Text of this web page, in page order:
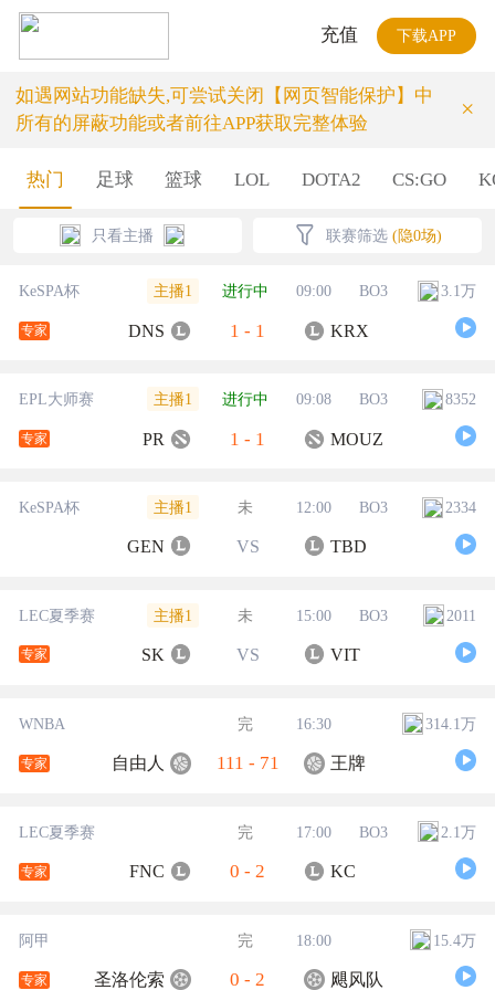
充值 下载APP
如遇网站功能缺失,可尝试关闭【网页智能保护】中
所有的屏蔽功能或者前往APP获取完整体验
×
热门 足球 篮球 LOL DOTA2 CS:GO
只看主播 联赛筛选 (隐0场)
KeSPA杯 主播1 进行中 09:00 BO3 3.1万
专家 DNS 1 - 1 KRX
EPL大师赛 主播1 进行中 09:08 BO3 8352
专家 PR 1 - 1 MOUZ
KeSPA杯 主播1 未 12:00 BO3 2334
GEN VS TBD
LEC夏季赛 主播1 未 15:00 BO3 2011
专家 SK VS VIT
WNBA 完 16:30 314.1万
专家 自由人 111 - 71 王牌
LEC夏季赛 完 17:00 BO3 2.1万
专家 FNC 0 - 2 KC
阿甲 完 18:00 15.4万
专家 圣洛伦索 0 - 2 飓风队